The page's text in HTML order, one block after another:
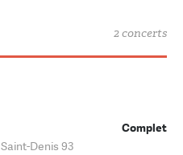
2 concerts
Complet
Saint-Denis 93